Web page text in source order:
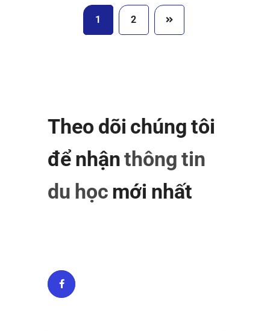
1 2
Theo dõi chúng tôi
để nhậnthông tin
du học mới nhất